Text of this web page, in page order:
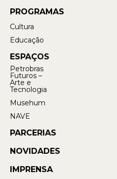
PROGRAMAS
Cultura
Educação
ESPAÇOS
Petrobras
Futuros –
Arte e
Tecnologia
Musehum
NAVE
PARCERIAS
NOVIDADES
IMPRENSA